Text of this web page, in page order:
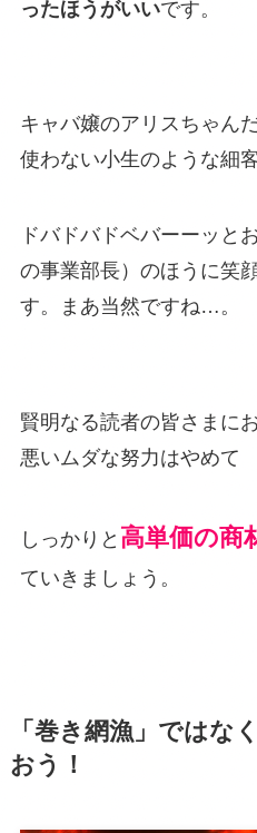
ったほうがいいです。
キャバ嬢のアリスちゃん
使わない小生のような細
ドバドバドベバーーッと
の事業部長）のほうに笑
す。まあ当然ですね…。
賢明なる読者の皆さまに
悪いムダな努力はやめて
しっかりと 高単価の商
ていきましょう。
「巻き網漁」ではな
おう！